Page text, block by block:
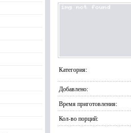
Категория:
Добавлено:
Время приготовления:
Кол-во порций: